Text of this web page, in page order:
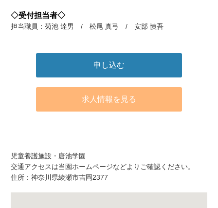
◇受付担当者◇
担当職員：菊池 達男 / 松尾 真弓 / 安部 慎吾
申し込む
求人情報を見る
児童養護施設・唐池学園
交通アクセスは当園ホームページなどよりご確認ください。
住所：神奈川県綾瀬市吉岡2377